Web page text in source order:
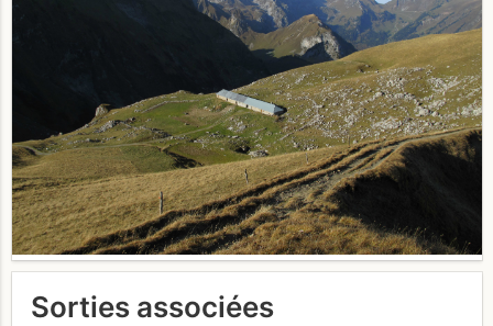
Sorties associées